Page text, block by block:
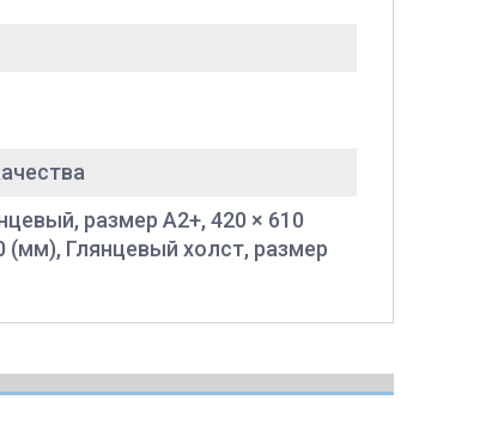
размер A2+, 420 × 610
(мм), Глянцевый холст, размер